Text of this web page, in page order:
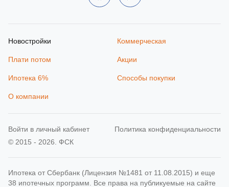
Новостройки Коммерческая
Плати потом Акции
Ипотека 6% Способы покупки
О компании
© 2015 - 2026. ФСК
Политика конфиденциальности
Ипотека от Сбербанк (Лицензия №1481 от 11.08.2015) и еще
38 ипотечных программ. Все права на публикуемые на сайте
Войти в личный кабинет